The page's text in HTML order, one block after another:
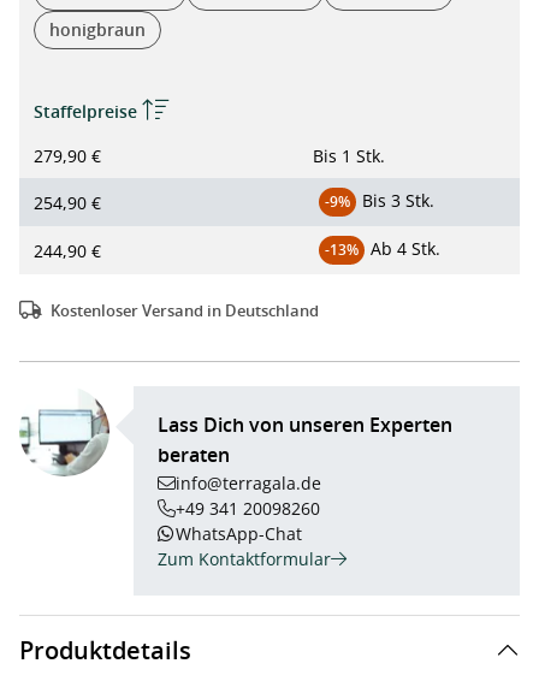
honigbraun
Staffelpreise
279,90 €
Bis 1 Stk.
254,90 € -9% Bis 3 Stk.
244,90 € -13% Ab 4 Stk.
Kostenloser Versand in Deutschland
Lass Dich von unseren Experten
beraten
info@terragala.de
+49 341 20098260
WhatsApp-Chat
Zum Kontaktformular
Produktdetails